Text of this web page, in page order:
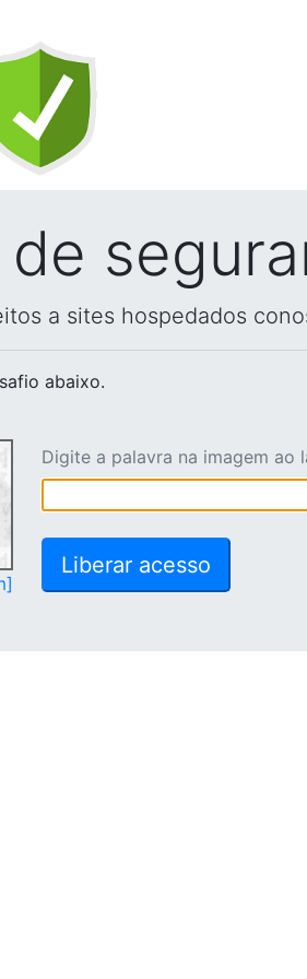
a sites hospedados
abaixo.
Digite a palavra na imagem ao